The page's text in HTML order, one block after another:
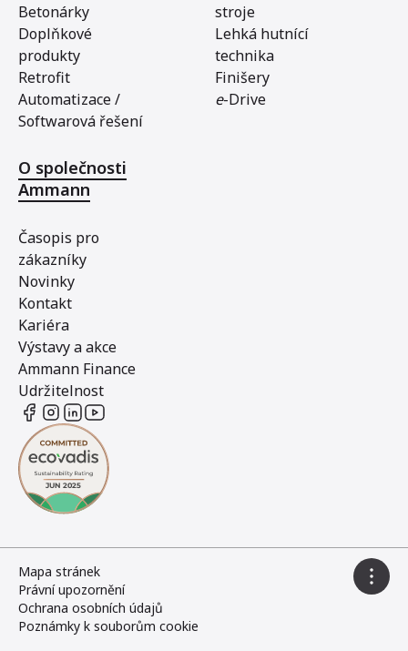
Betonárky
Doplňkové
produkty
Retrofit
Automatizace /
Softwarová řešení
stroje
Lehká hutnící
technika
Finišery
e-Drive
O společnosti
Ammann
Časopis pro
zákazníky
Novinky
Kontakt
Kariéra
Výstavy a akce
Ammann Finance
Udržitelnost
Mapa stránek
Právní upozornění
Ochrana osobních údajů
Poznámky k souborům cookie